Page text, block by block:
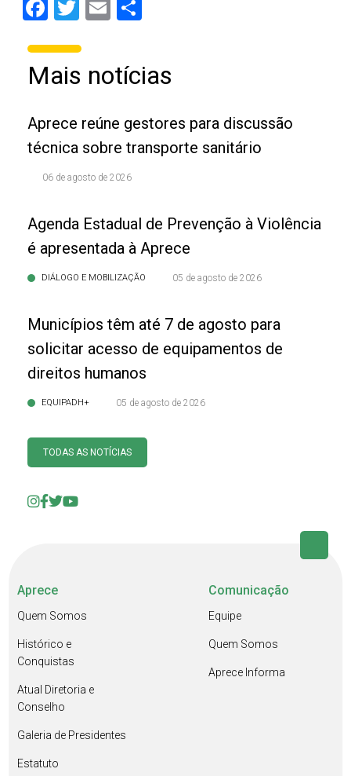
Facebook
Twitter
Email
Mais notícias
Aprece reúne gestores para discussão
técnica sobre transporte sanitário
06 de agosto de 2026
Agenda Estadual de Prevenção à Violência
é apresentada à Aprece
DIÁLOGO E MOBILIZAÇÃO 05 de agosto de 2026
Municípios têm até 7 de agosto para
solicitar acesso de equipamentos de
direitos humanos
EQUIPADH+ 05 de agosto de 2026
TODAS AS NOTÍCIAS
Aprece
Quem Somos
Histórico e
Conquistas
Atual Diretoria e
Conselho
Galeria de Presidentes
Estatuto
Comunicação
Equipe
Quem Somos
Aprece Informa